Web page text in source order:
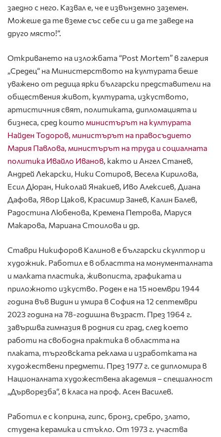
заедно с него. Казвал е, че е извънземно заземен.
Можеше да те вземе със себе си и да те заведе на
друго място!“.
Откриването на изложбата “Post Mortem” в галерия
„Средец“ на Министерството на културата беше
уважено от редица ярки български представители на
обществения живот, културата, изкуството,
артистичния свят, политиката, дипломацията и
бизнеса, сред които министърът на културата
Найден Тодоров, министърът на правосъдието
Мария Павлова, министърът на труда и социалната
политика Ивайло Иванов, както и Ангел Станев,
Андрей Лекарски, Ники Сотиров, Весела Кирилова,
Есил Дюран, Николай Янакиев, Иво Алексиев, Диана
Дафова, Явор Цаков, Красимир Занев, Калин Балев,
Радостина Любенова, Кремена Петрова, Маруся
Макарова, Мариана Стоилова и др.
Ставри Никифоров Калинов е български скулптор и
художник. Работил е в областта на монументалната
и малката пластика, живописта, графиката и
приложното изкуство. Роден е на 15 ноември 1944
година във Видин и умира в София на 12 септември
2023 година на 78-годишна възраст. През 1964 г.
завършва гимназия в родния си град, след което
работи на свободна практика в областта на
плаката, търговската реклама и изработката на
художествени предмети. През 1977 г. се дипломира в
Националната художествена академия – специалност
„Дърворезба“, в класа на проф. Асен Василев.
Работил е с коприна, гипс, бронз, сребро, злато,
студена керамика и стъкло. От 1973 г. участва